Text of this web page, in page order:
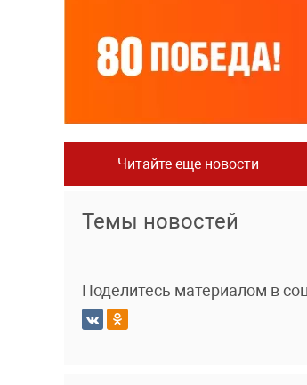
Читайте еще новости
Темы новостей
Поделитесь материалом в